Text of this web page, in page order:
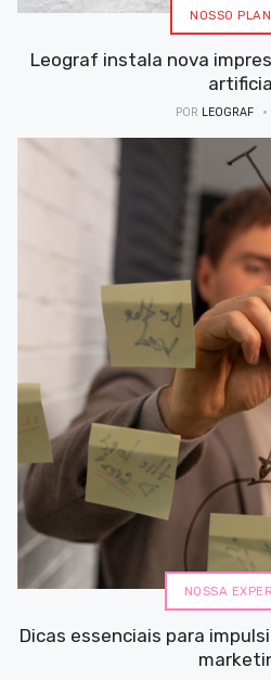
NOSSO
Leograf instala nova
POR LEOGRAF
NOSSA
Dicas essenciais para